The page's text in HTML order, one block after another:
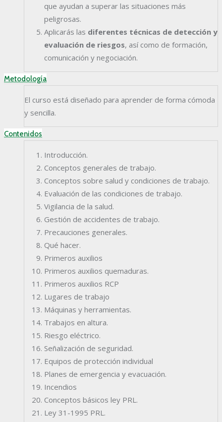
que ayudan a superar las situaciones más
peligrosas.
Aplicarás las diferentes técnicas de detección y
evaluación de riesgos, así como de formación,
comunicación y negociación.
Metodología
El curso está diseñado para aprender de forma cómoda
y sencilla.
Contenidos
Introducción.
Conceptos generales de trabajo.
Conceptos sobre salud y condiciones de trabajo.
Evaluación de las condiciones de trabajo.
Vigilancia de la salud.
Gestión de accidentes de trabajo.
Precauciones generales.
Qué hacer.
Primeros auxilios
Primeros auxilios quemaduras.
Primeros auxilios RCP
Lugares de trabajo
Máquinas y herramientas.
Trabajos en altura.
Riesgo eléctrico.
Señalización de seguridad.
Equipos de protección individual
Planes de emergencia y evacuación.
Incendios
Conceptos básicos ley PRL.
Ley 31-1995 PRL.